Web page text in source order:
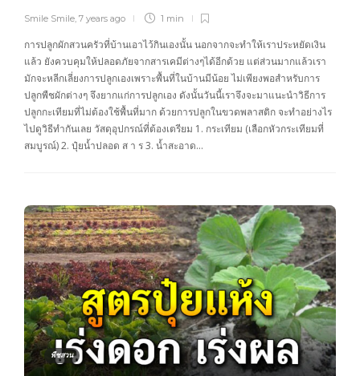
Smile Smile 7 years ago 1 min
การปลูกผักสวนครัวที่บ้านเอาไว้กินเองนั้น นอกจากจะทำให้เราประหยัดเงิน
แล้ว ยังควบคุมให้ปลอดภัยจากสารเคมีต่างๆได้อีกด้วย แต่ส่วนมากแล้วเรา
มักจะหลีกเลี่ยงการปลูกเองเพราะพื้นที่ในบ้านมีน้อย ไม่เพียงพอสำหรับการ
ปลูกพืชผักต่างๆ จึงยากแก่การปลูกเอง ดังนั้นวันนี้เราจึงจะมาแนะนำวิธีการ
ปลูกกะเทียมที่ไม่ต้องใช้พื้นที่มาก ด้วยการปลูกในขวดพลาสติก จะทำอย่างไร
ไปดูวิธีทำกันเลย วัสดุอุปกรณ์ที่ต้องเตรียม 1. กระเทียม (เลือกหัวกระเทียมที่
สมบูรณ์) 2. ปุ๋ยน้ำปลอด ส า ร 3. น้ำสะอาด…
พืชสวน